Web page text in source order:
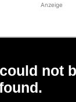
Anzeige